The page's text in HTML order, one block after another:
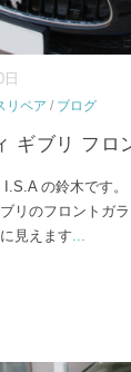
リペア / ブログ
ギブリ フロ
の鈴木です
リのフロントガ
見えます...